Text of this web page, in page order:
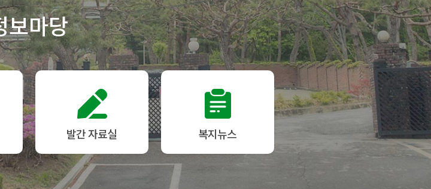
기
동영상 자료실
발간 자료실
복지뉴스
자주하는 질문
자원봉사 신청
자원봉사 소식
후원 신청
후원 소식
견학안내
복지관소개
연혁
시설현황
조직도
이용자의 권리
셔틀버스 안내
보마당
발간 자료실 복지뉴스